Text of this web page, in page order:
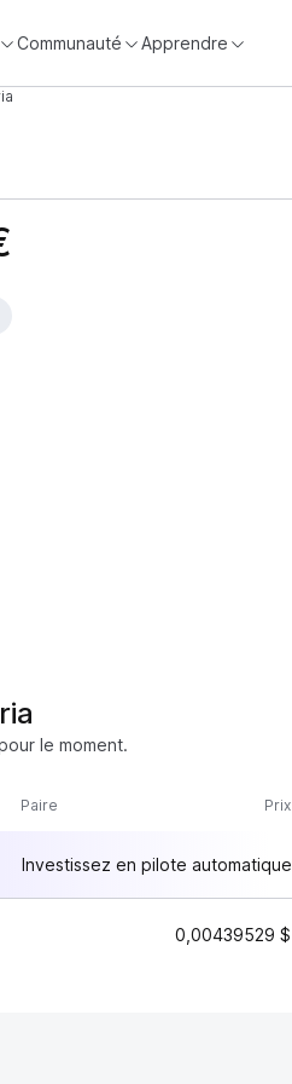
Communauté Apprendre
le moment.
Paire Prix
Investissez en pilote automatique
0,00439529 $